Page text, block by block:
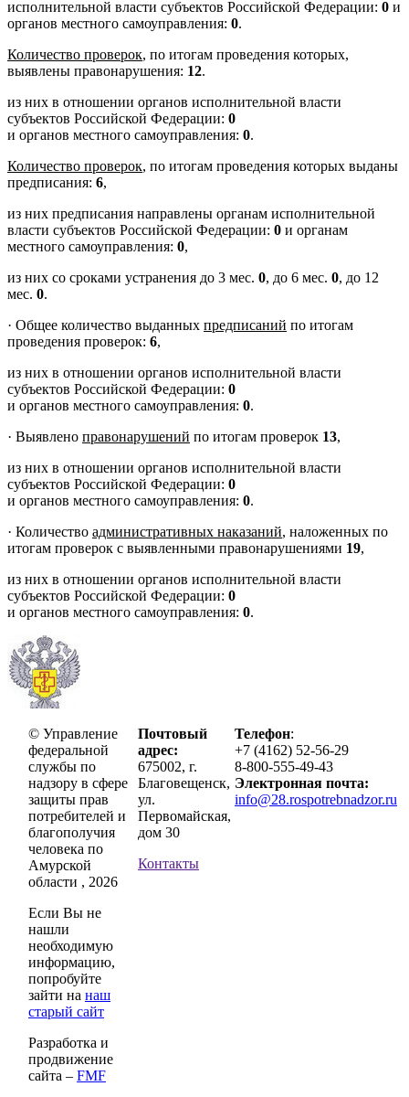
исполнительной власти субъектов Российской Федерации: 0 и
органов местного самоуправления: 0.
Количество проверок, по итогам проведения которых,
выявлены правонарушения: 12.
из них в отношении органов исполнительной власти
субъектов Российской Федерации: 0
и органов местного самоуправления: 0.
Количество проверок, по итогам проведения которых выданы
предписания: 6,
из них предписания направлены органам исполнительной
власти субъектов Российской Федерации: 0 и органам
местного самоуправления: 0,
из них со сроками устранения до 3 мес. 0, до 6 мес. 0, до 12
мес. 0.
· Общее количество выданных предписаний по итогам
проведения проверок: 6,
из них в отношении органов исполнительной власти
субъектов Российской Федерации: 0
и органов местного самоуправления: 0.
· Выявлено правонарушений по итогам проверок 13,
из них в отношении органов исполнительной власти
субъектов Российской Федерации: 0
и органов местного самоуправления: 0.
· Количество административных наказаний, наложенных по
итогам проверок с выявленными правонарушениями 19,
из них в отношении органов исполнительной власти
субъектов Российской Федерации: 0
и органов местного самоуправления: 0.
© Управление
федеральной
службы по
надзору в сфере
защиты прав
потребителей и
благополучия
человека по
Амурской
области , 2026
Если Вы не
нашли
необходимую
информацию,
попробуйте
зайти на наш
старый сайт
Разработка и
продвижение
сайта – FMF
Почтовый
адрес:
675002, г.
Благовещенск,
ул.
Первомайская,
дом 30
Контакты
Телефон:
+7 (4162) 52-56-29
8-800-555-49-43
Электронная почта:
info@28.rospotrebnadzor.ru